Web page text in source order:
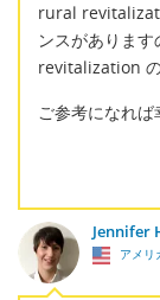
rural
ンスがありま
revitalization の
ご参考になれば
Jennifer
アメリ